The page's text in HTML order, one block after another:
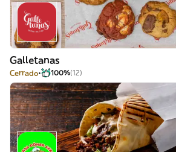
Galletanas
Cerrado 100%(12)